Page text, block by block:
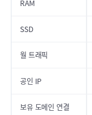
RAM
SSD
월 트래픽
공인 IP
보유 도메인 연결